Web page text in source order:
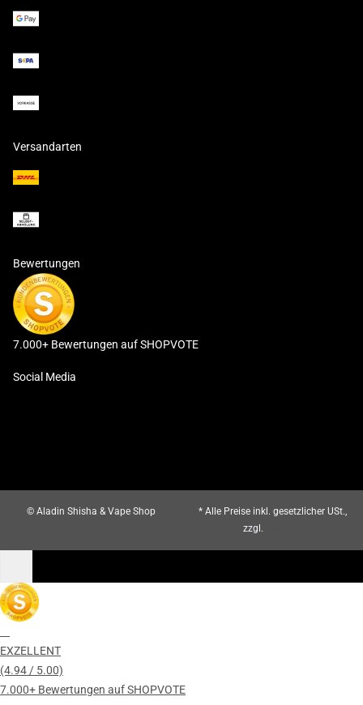
Versandarten
Bewertungen
7.000+ Bewertungen auf SHOPVOTE
Social Media
© Aladin Shisha & Vape Shop
* Alle Preise inkl. gesetzlicher USt.,
zzgl.
EXZELLENT
(4.94 / 5.00)
7.000+ Bewertungen auf SHOPVOTE